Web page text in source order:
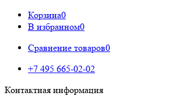
Корзина0
В избранном0
Сравнение товаров0
+7 495 665-02-02
Контактная информация